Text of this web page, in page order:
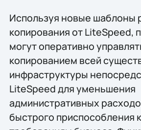
Используя новые шаблоны
копирования от LiteSpeed,
могут оперативно
копированием всей
инфраструктуры
LiteSpeed для уменьшения
административных
быстрого приспособления